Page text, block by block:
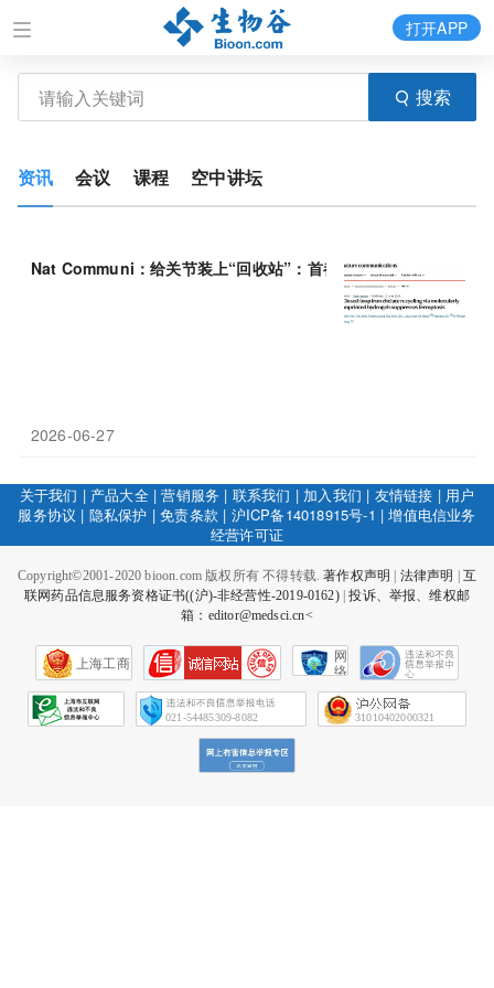
搜索
打开APP
资讯 会议 课程 空中讲坛
Nat Communi：给关节装上“回收站”：首都医科大学张明珠等团
2026-06-27
关于我们 | 产品大全|营销服务 | 联系我们 | 加入我们 | 友情链接 | 用户
服务协议 | 隐私保护 |免责条款 | 沪ICP备14018915号-1 |增值电信业务
经营许可证
Copyright©2001-2020 bioon.com 版权所有 不得转载.著作权声明 法律声明
互
联网药品信息服务资格证书((沪)-非经营性-2019-0162)|投诉、举报、维权邮
箱：editor@medsci.cn<
上海工商
网
络
会
征
021-54485309-8082 31010402000321